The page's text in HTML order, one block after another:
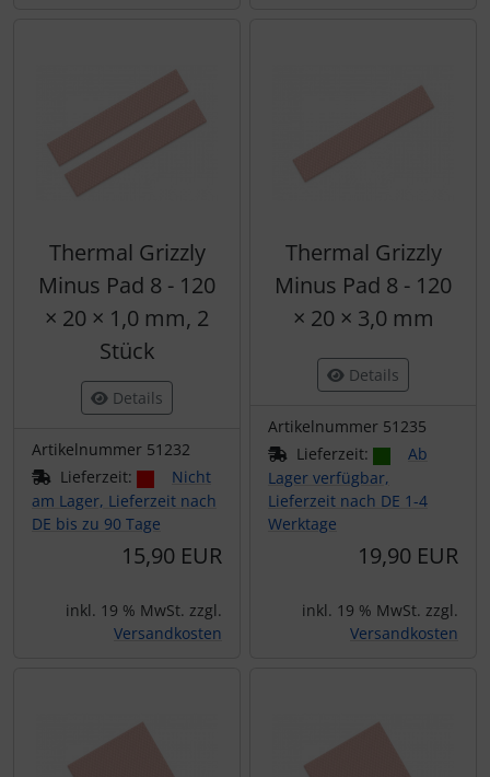
Thermal Grizzly
Minus Pad 8 - 120
× 20 × 1,0 mm, 2
Stück
Details
Artikelnummer 51232
Lieferzeit:
Nicht
am Lager, Lieferzeit nach
DE bis zu 90 Tage
15,90 EUR
inkl. 19 % MwSt. zzgl.
Versandkosten
Thermal Grizzly
Minus Pad 8 - 120
× 20 × 3,0 mm
Details
Artikelnummer 51235
Lieferzeit:
Ab
Lager verfügbar,
Lieferzeit nach DE 1-4
Werktage
19,90 EUR
inkl. 19 % MwSt. zzgl.
Versandkosten